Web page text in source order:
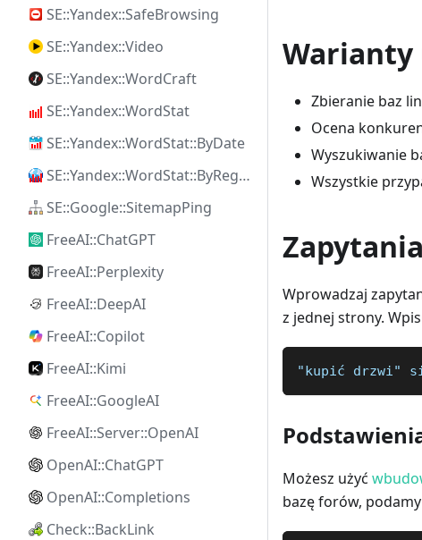
SE::Yandex::SafeBrowsing
SE::Yandex::Video
SE::Yandex::WordCraft
SE::Yandex::WordStat
SE::Yandex::WordStat::ByDate
SE::Yandex::WordStat::ByRegion
SE::Google::SitemapPing
FreeAI::ChatGPT
FreeAI::Perplexity
FreeAI::DeepAI
FreeAI::Copilot
FreeAI::Kimi
FreeAI::GoogleAI
FreeAI::Server::OpenAI
OpenAI::ChatGPT
OpenAI::Completions
Check::BackLink
Warianty
Zbieranie baz
Ocena
Wyszukiwanie
Wszystkie
Zapytania
Wprowadzaj
z jednej strony.
"kupić drzwi"
Możesz użyć
bazę forów,